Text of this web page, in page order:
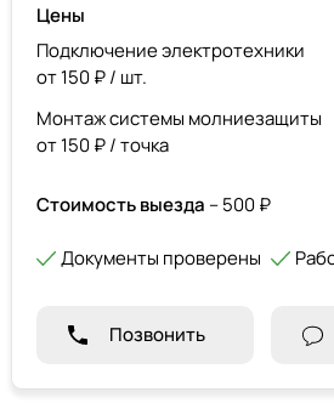
Цены
Подключение электротехники
от 150 ₽ / шт.
Монтаж системы молниезащиты
от 150 ₽ / точка
Стоимость выезда – 500 ₽
Документы проверены
Позвонить